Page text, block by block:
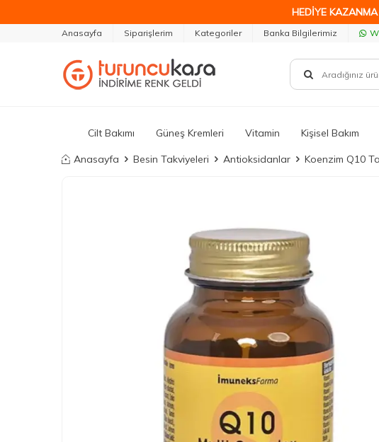
HEDİYE
Anasayfa Siparişlerim Kategoriler Banka Bilgilerimiz
Cilt Bakımı Güneş Kremleri Vitamin Kişisel Bakım
Anasayfa Besin Takviyeleri Antioksidanlar Koenzim Q10